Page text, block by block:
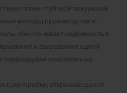
глубокой вакуумной
методы производства и
обеспечивает надёжность и
и закрывания одной
термокружки максимально
пробки, открывающаяся